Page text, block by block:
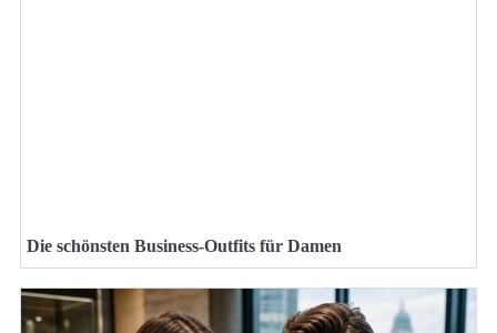
Die schönsten Business-Outfits für Damen